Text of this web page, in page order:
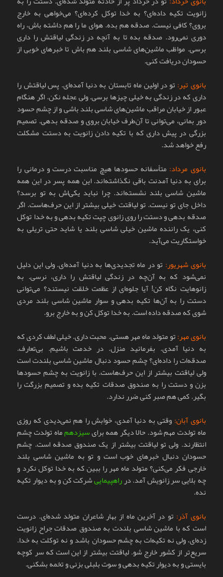
زانویت تکیه داده‌ای؟ به خدا توکل کرده‌ای؟ می‌خواهی به خارج
بروی؟ کافی نیست. صدقه هم بده. هوای ما را هم داشته باش، راه
دوری نمی‌رود. صدقه بده تا به آنچه در زندگی لیاقتش را داری
برسی. مواظب ماشین‌های شاسی بلند هم باش تا خبرهای خوبی از
حسودان دریافت کنی.
بانوی تیر: تو در اولین ماه تابستان به دنیا آمده‌ای. پس لیاقتش را
داری که در زندگی به خیلی چیزها برسی. ولی عجله نکن. اگر هنگام
عبور از خیابان مراقب ماشین‌های شاسی بلند باشی و از چشم حسود
دور بمانی، می‌توانی تا آن‌طرف خیابان بروی و صدقه بدهی. تصمیم
بزرگی در پیش داری که با تکیه دادن زانویت به دستت مشکلت
رفع خواهد شد.
بانوی مرداد: متأسفانه حسودها هیچ مناسبت درست و درمانی را
برای به دنیا آمدنت باقی نگذاشته‌اند. این همه پسر در این همه
ماشین شاسی بلند نشسته‌اند. چرا نباید یکی‌اش به تو برسد؟
داخل جای تو نیست. تو لیاقتت خیلی بیشتر از این حرف‌هاست. اگر
صدقه بدهی و دستت را روی زانوی چپت تکیه بدهی و به خدا توکل
کنی، یک راننده ماشین خیلی شاسی بلند یا شاید حتی تریلی به
خواستگاریت می‌آید.
بانوی شهریور: تو در ماه تجدیدی‌ها به دنیا آمده‌ای. ولی این دلیل
نمی‌شود که به آن‌چه در زندگی لیاقتش را داری، نرسی. به
زانوهایت نگاه کن! آیا جلوه‌ای از عظمت خلقت نیستند؟ می‌توانی
دستت را به آن‌ها تکیه بدهی و سوار ماشین شاسی بلند مردی
شوی که صدقه داده است. به خدا توکل کن و به خارج برو.
بانوی مهر:تو متولد ماه مهر هستی. محبت داری. خیلی لطف کردی که
به دنیا آمدی. بفرمائید منزل. در خدمت باشیم. بی‌تعارف.
صدقه‌ات را داده‌ای؟ چشم حسود دنبال ماشین شاسی بلندت است
ولی لیاقتت بیشتر از این حرف‌هاست. با زانویت به چشم حسودها
بزن و دستت را به صندوق صدقات تکیه بده و تصمیم بزرگت را
بگیر. کمی هم صبر کنی ضرر ندارد.
بانوی آبان: وقتی به دنیا آمدی، خوابش را هم نمی‌دیدی که روزی
ماه تولدت مهم شود. حالا دیگر همه برایسیزدهمماه تولدت چشم
انتظارند. ولی تو لیاقتت بیشتر از یک صندوق صدقه است. چشم
حسودان دنبال خبرهای خوب است و تو به ماشین شاسی بلند
خارجی فکر می‌کنی؟ متولد ماه مهر را ببین که به خدا توکل نکرد و
چه بلایی سر زانویش آمد. درراهپیماییشرکت کن و به دیوار تکیه
نده.
بانوی آذر: تو در آخرین ماه از بهار شاعران متولد شده‌ای. درست
است که با ماشین شاسی بلندت به صندوق صدقات جراح زانویت
زده‌ای، ولی نه تکیه‌ات به چشم حسودان باشد و نه توکلت به خدا.
سریع‌تر از کشور خارج شو. لیاقتت بیشتر از این است که سر کوچه
بایستی و به دیوار تکیه بدهی و سوت بلبلی بزنی و تخمه بشکنی.